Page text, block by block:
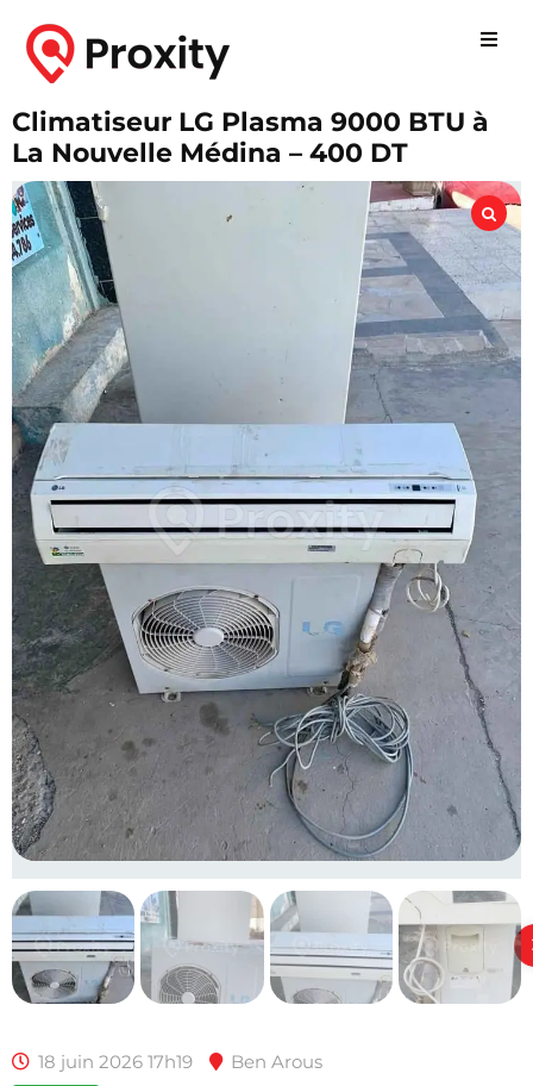
Climatiseur LG Plasma 9000 BTU à
La Nouvelle Médina – 400 DT
18 juin 2026 17h19 Ben Arous